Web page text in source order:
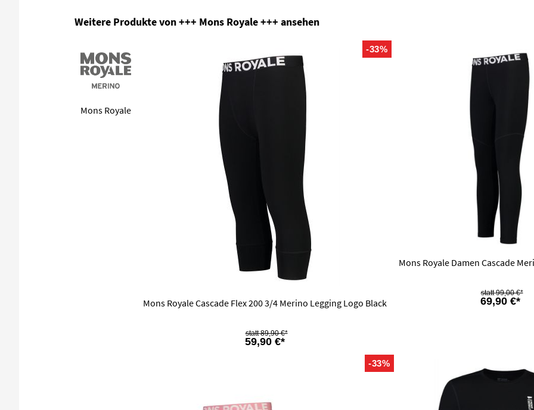
Produktgalerie überspringen
Weitere Produkte von +++ Mons Royale +++ ansehen
Mons Royale
-33%
Mons Royale Cascade Flex 200 3/4 Merino Legging Logo Black
59,90 €*
89,90 €*
Mons Royale Damen Cascade
69,90 €*
99,00 €*
-33%